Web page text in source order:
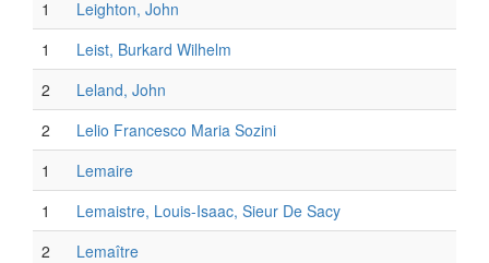
1
Leighton, John
1
Leist, Burkard Wilhelm
2
Leland, John
2
Lelio Francesco Maria Sozini
1
Lemaire
1
Lemaistre, Louis-Isaac, Sieur De Sacy
2
Lemaître